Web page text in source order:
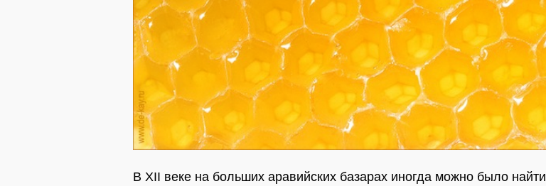
В XII веке на больших аравийских базарах иногда можно было найти